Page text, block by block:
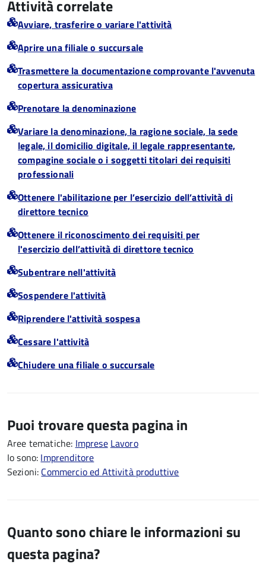
Attività correlate
Avviare, trasferire o variare l'attività
Aprire una filiale o succursale
Trasmettere la documentazione comprovante l'avvenuta
copertura assicurativa
Prenotare la denominazione
Variare la denominazione, la ragione sociale, la sede
legale, il domicilio digitale, il legale rappresentante,
compagine sociale o i soggetti titolari dei requisiti
professionali
Ottenere l'abilitazione per l’esercizio dell’attività di
direttore tecnico
Ottenere il riconoscimento dei requisiti per
l'esercizio dell’attività di direttore tecnico
Subentrare nell'attività
Sospendere l'attività
Riprendere l'attività sospesa
Cessare l'attività
Chiudere una filiale o succursale
Puoi trovare questa pagina in
Aree tematiche: Imprese Lavoro
Io sono: Imprenditore
Sezioni: Commercio ed Attività produttive
Quanto sono chiare le informazioni su
questa pagina?